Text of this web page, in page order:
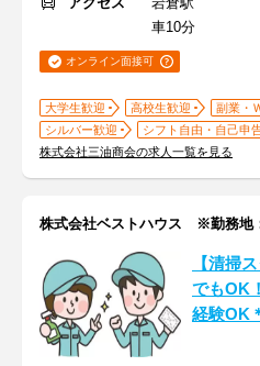
車10分
オンライン面接可
大学生歓迎 高校生歓迎
副業・
シルバー歓迎
シフト自由・自己申
株式会社三油商会の求人一覧を見る
株式会社ベストハウス ※勤務地
【清掃
でもOK
経験OK